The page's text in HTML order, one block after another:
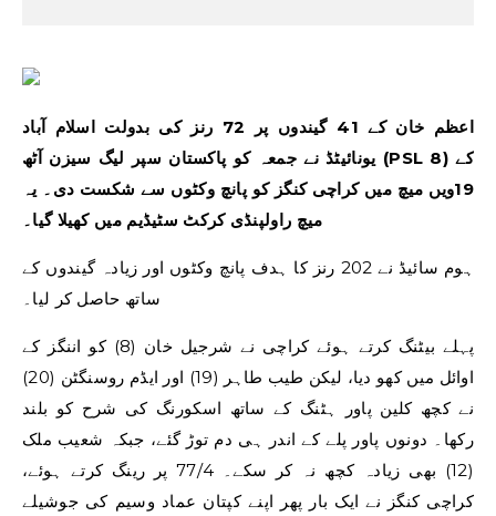
اعظم خان کے 41 گیندوں پر 72 رنز کی بدولت اسلام آباد
یونائیٹڈ نے جمعہ کو پاکستان سپر لیگ سیزن آٹھ (PSL 8) کے
19ویں میچ میں کراچی کنگز کو پانچ وکٹوں سے شکست دی۔ یہ
میچ راولپنڈی کرکٹ سٹیڈیم میں کھیلا گیا۔
ہوم سائیڈ نے 202 رنز کا ہدف پانچ وکٹوں اور زیادہ گیندوں کے
ساتھ حاصل کر لیا۔
پہلے بیٹنگ کرتے ہوئے کراچی نے شرجیل خان (8) کو اننگز کے
اوائل میں کھو دیا، لیکن طیب طاہر (19) اور ایڈم روسنگٹن (20)
نے کچھ کلین پاور ہٹنگ کے ساتھ اسکورنگ کی شرح کو بلند
رکھا۔ دونوں پاور پلے کے اندر ہی دم توڑ گئے، جبکہ شعیب ملک
(12) بھی زیادہ کچھ نہ کر سکے۔ 77/4 پر رینگ کرتے ہوئے،
کراچی کنگز نے ایک بار پھر اپنے کپتان عماد وسیم کی جوشیلے